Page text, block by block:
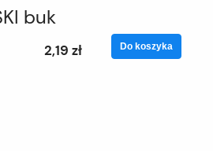
buk
2,19 zł Do koszyka